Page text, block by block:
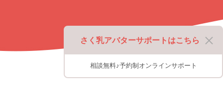
さく乳アバターサポートはこちら
相談無料♪予約制オンラインサポート